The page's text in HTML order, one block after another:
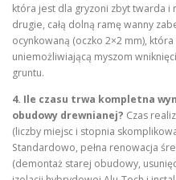
która jest dla gryzoni zbyt twarda i
drugie, całą dolną ramę wanny
ocynkowaną (oczko 2×2 mm),
uniemożliwiającą myszom
gruntu.
4. Ile czasu trwa kompletna
obudowy drewnianej? Czas
(liczby miejsc i stopnia
Standardowo, pełna renowacja
(demontaż starej obudowy,